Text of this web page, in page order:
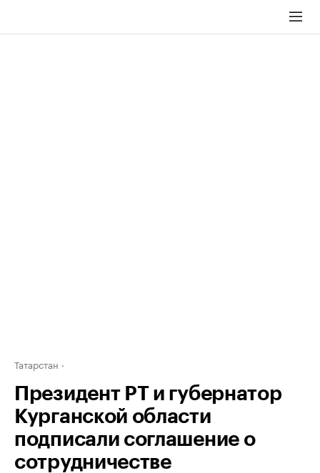
Татарстан
Президент РТ и губернатор
Курганской области
подписали соглашение о
сотрудничестве